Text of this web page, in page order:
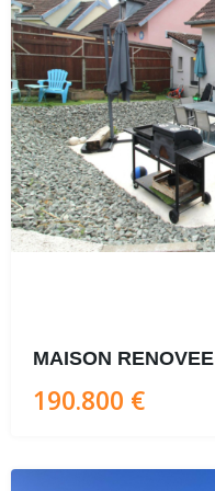
MAISON RENOVEE
190.800 €